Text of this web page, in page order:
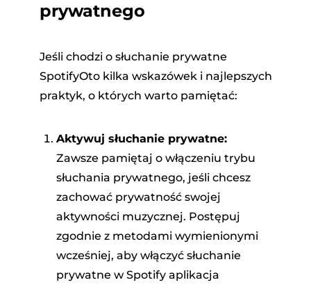
prywatnego
Jeśli chodzi o słuchanie prywatne
SpotifyOto kilka wskazówek i najlepszych
praktyk, o których warto pamiętać:
Aktywuj słuchanie prywatne:
Zawsze pamiętaj o włączeniu trybu
słuchania prywatnego, jeśli chcesz
zachować prywatność swojej
aktywności muzycznej. Postępuj
zgodnie z metodami wymienionymi
wcześniej, aby włączyć słuchanie
prywatne w Spotify aplikacja